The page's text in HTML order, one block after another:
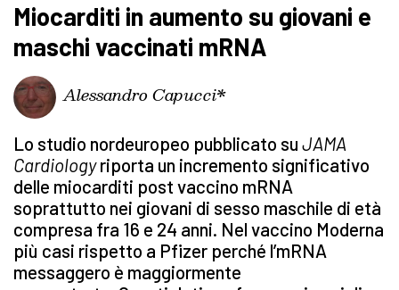
Miocarditi in aumento su giovani e
maschi vaccinati mRNA
Alessandro Capucci*
Lo studio nordeuropeo pubblicato su JAMA
Cardiologyriporta un incremento significativo
delle miocarditi post vaccino mRNA
soprattutto nei giovani di sesso maschile di età
compresa fra 16 e 24 anni. Nel vaccino Moderna
più casi rispetto a Pfizer perché l’mRNA
messaggero è maggiormente